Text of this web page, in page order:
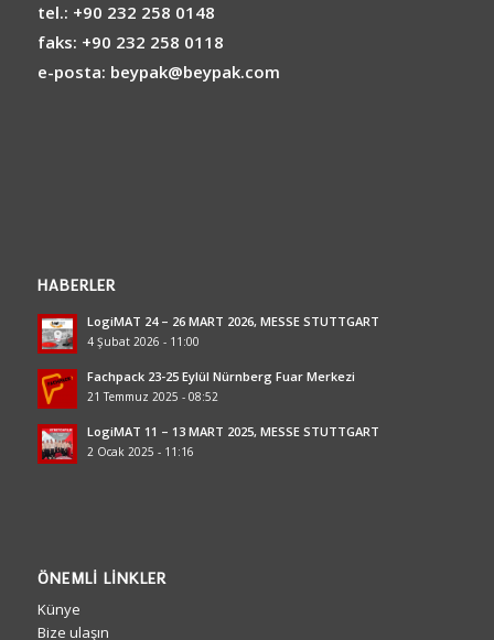
tel.: +90 232 258 0148
faks: +90 232 258 0118
e-posta: beypak@beypak.com
HABERLER
LogiMAT 24 – 26 MART 2026, MESSE STUTTGART
4 Şubat 2026 - 11:00
Fachpack 23-25 Eylül Nürnberg Fuar Merkezi
21 Temmuz 2025 - 08:52
LogiMAT 11 – 13 MART 2025, MESSE STUTTGART
2 Ocak 2025 - 11:16
ÖNEMLI LINKLER
Künye
Bize ulaşın